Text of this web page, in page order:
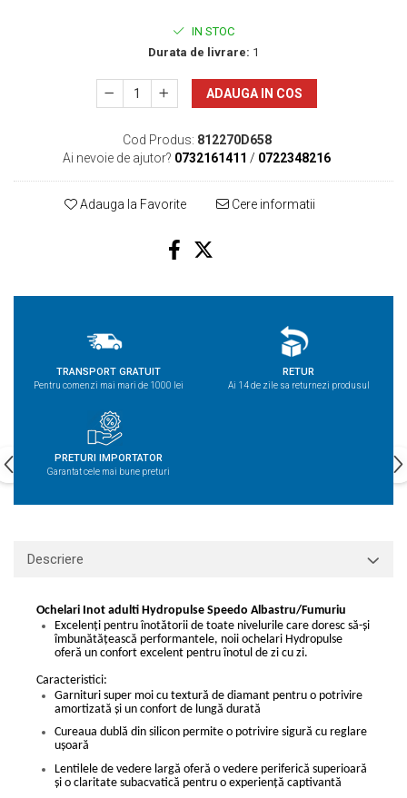
IN STOC
Durata de livrare: 1
ADAUGA IN COS
Cod Produs: 812270D658
Ai nevoie de ajutor? 0732161411 / 0722348216
Adauga la Favorite Cere informatii
TRANSPORT GRATUIT
Pentru comenzi mai mari de 1000 lei
RETUR
Ai 14 de zile sa returnezi produsul
PRETURI IMPORTATOR
Garantat cele mai bune preturi
Descriere
Ochelari Inot adulti Hydropulse Speedo Albastru/Fumuriu
Excelenți pentru înotătorii de toate nivelurile care doresc să-și
îmbunătățească performantele, noii ochelari Hydropulse
oferă un confort excelent pentru înotul de zi cu zi.
Caracteristici:
Garnituri super moi cu textură de diamant pentru o potrivire
amortizată și un confort de lungă durată
Cureaua dublă din silicon permite o potrivire sigură cu reglare
ușoară
Lentilele de vedere largă oferă o vedere periferică superioară
și o claritate subacvatică pentru o experiență captivantă